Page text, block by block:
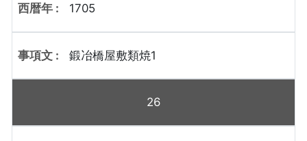
1705
鍛冶橋屋敷類焼1
26